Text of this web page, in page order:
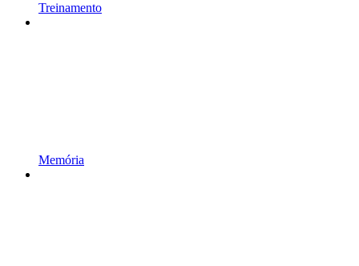
Treinamento
Memória